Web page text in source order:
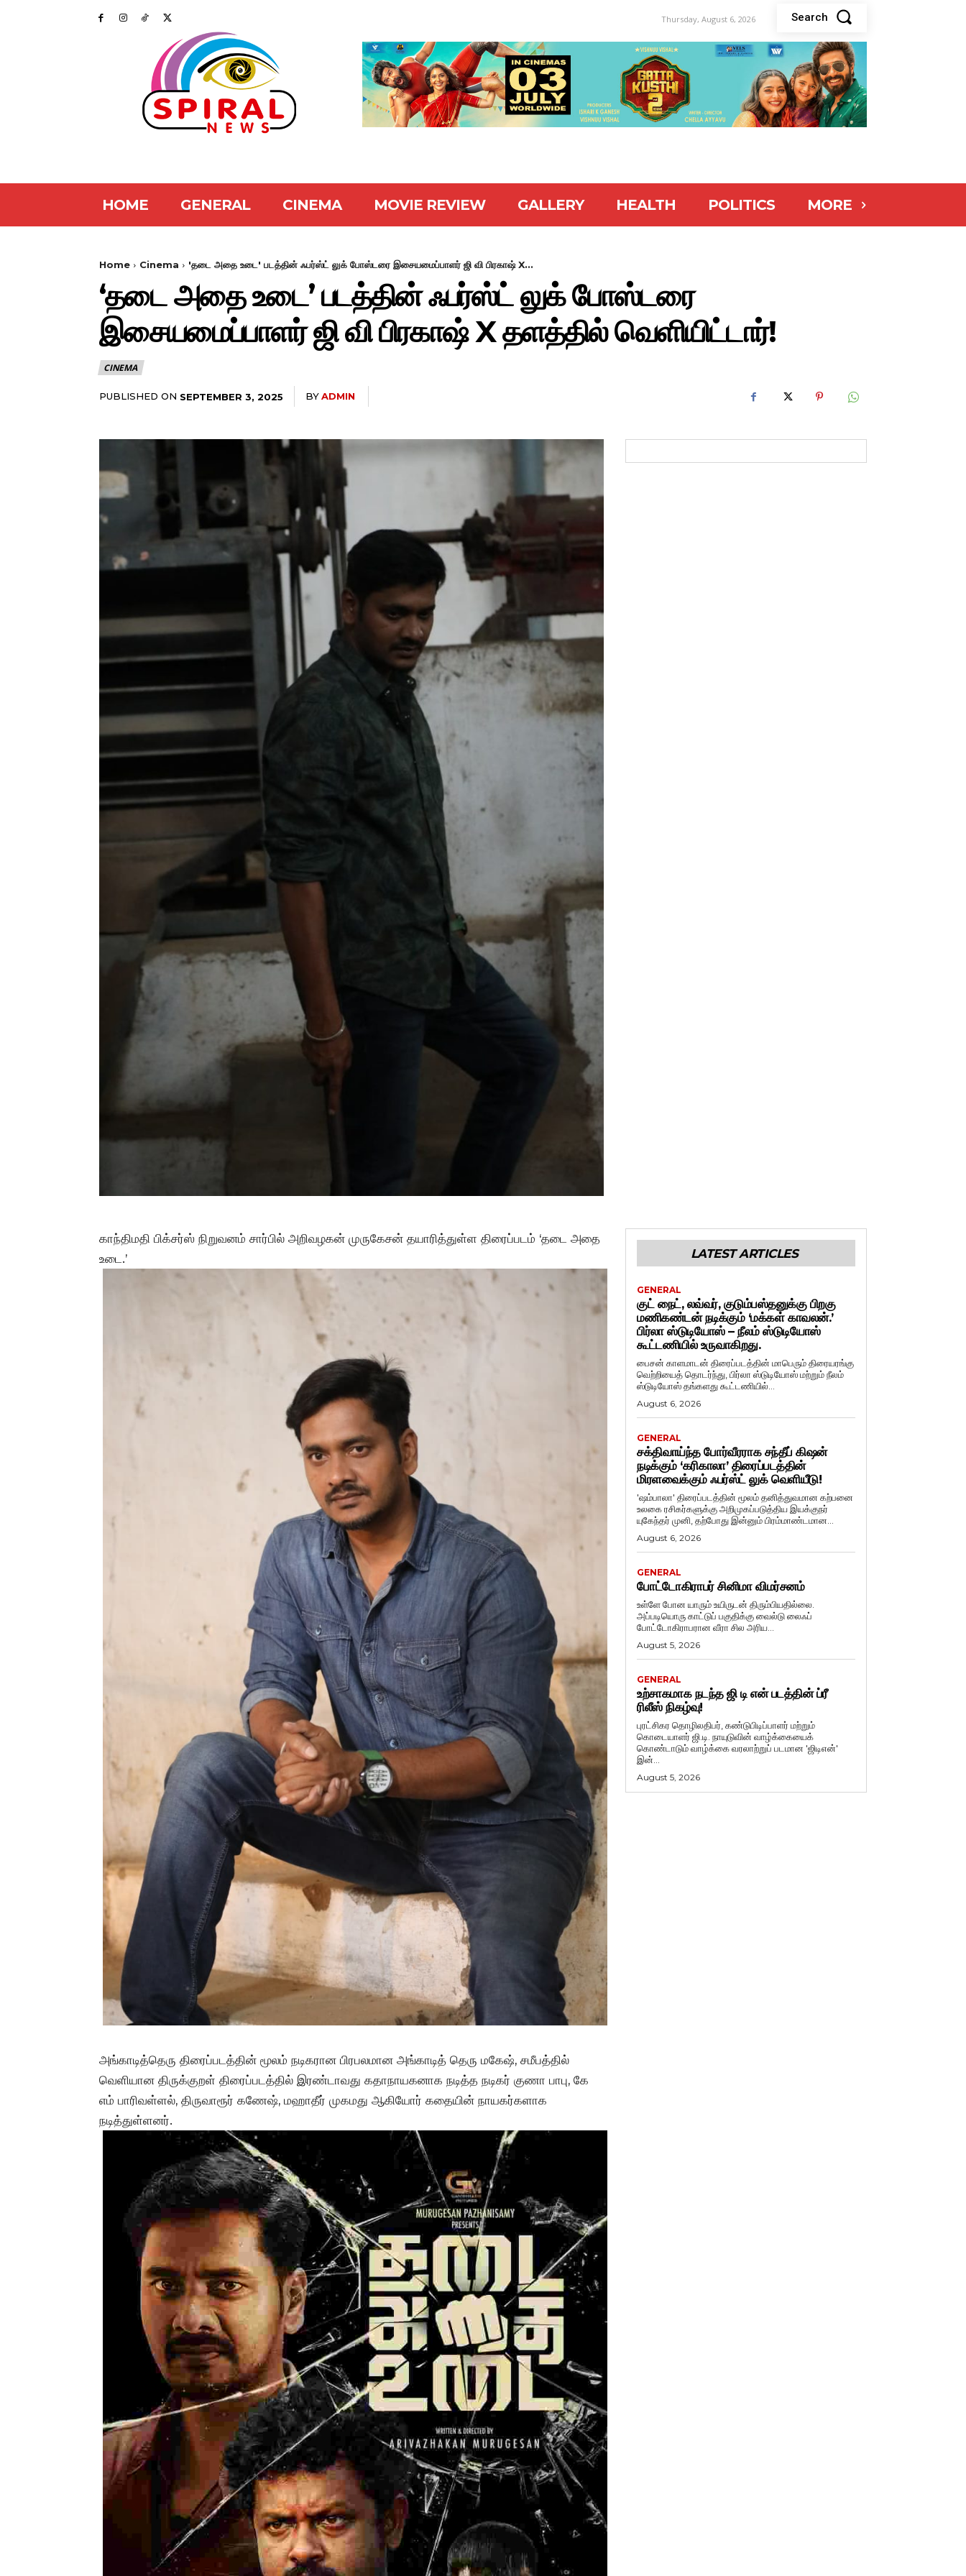
Thursday, August 6, 2026 Search
HOME GENERAL CINEMA MOVIE REVIEW GALLERY HEALTH POLITICS MORE
Home Cinema 'தடை அதை உடை' படத்தின் ஃபர்ஸ்ட் லுக் போஸ்டரை இசையமைப்பாளர் ஜி வி பிரகாஷ் X...
‘தடை அதை உடை’ படத்தின் ஃபர்ஸ்ட் லுக் போஸ்டரை
இசையமைப்பாளர் ஜி வி பிரகாஷ் X தளத்தில் வெளியிட்டார்!
CINEMA
PUBLISHED ON SEPTEMBER 3, 2025 BYADMIN
காந்திமதி பிக்சர்ஸ் நிறுவனம் சார்பில் அறிவழகன் முருகேசன் தயாரித்துள்ள திரைப்படம் ‘தடை அதை
உடை.’
அங்காடித்தெரு திரைப்படத்தின் மூலம் நடிகரான பிரபலமான அங்காடித் தெரு மகேஷ், சமீபத்தில்
வெளியான திருக்குறள் திரைப்படத்தில் இரண்டாவது கதாநாயகனாக நடித்த நடிகர் குணா பாபு, கே
எம் பாரிவள்ளல், திருவாரூர் கணேஷ், மஹாதீர் முகமது ஆகியோர் கதையின் நாயகர்களாக
நடித்துள்ளனர்.
LATEST ARTICLES
GENERAL
குட் நைட், லவ்வர், குடும்பஸ்தனுக்கு பிறகு
மணிகண்டன் நடிக்கும் ‘மக்கள் காவலன்.’
பிர்லா ஸ்டுடியோஸ் – நீலம் ஸ்டுடியோஸ்
கூட்டணியில் உருவாகிறது.
பைசன் காளமாடன் திரைப்படத்தின் மாபெரும் திரையரங்கு
வெற்றியைத் தொடர்ந்து, பிர்லா ஸ்டுடியோஸ் மற்றும் நீலம்
ஸ்டுடியோஸ் தங்களது கூட்டணியில்...
August 6, 2026
GENERAL
சக்திவாய்ந்த போர்வீரராக சந்தீப் கிஷன்
நடிக்கும் ‘கரிகாலா’ திரைப்படத்தின்
மிரளவைக்கும் ஃபர்ஸ்ட் லுக் வெளியீடு!
'ஷம்பாலா' திரைப்படத்தின் மூலம் தனித்துவமான கற்பனை
உலகை ரசிகர்களுக்கு அறிமுகப்படுத்திய இயக்குநர்
யுகேந்தர் முனி, தற்போது இன்னும் பிரம்மாண்டமான...
August 6, 2026
GENERAL
போட்டோகிராபர் சினிமா விமர்சனம்
உள்ளே போன யாரும் உயிருடன் திரும்பியதில்லை.
அப்படியொரு காட்டுப் பகுதிக்கு வைல்டு லைஃப்
போட்டோகிராபரான வீரா சில அரிய...
August 5, 2026
GENERAL
உற்சாகமாக நடந்த ஜி டி என் படத்தின் ப்ரீ
ரிலீஸ் நிகழ்வு!
புரட்சிகர தொழிலதிபர், கண்டுபிடிப்பாளர் மற்றும்
கொடையாளர் ஜி.டி. நாயுடுவின் வாழ்க்கையைக்
கொண்டாடும் வாழ்க்கை வரலாற்றுப் படமான 'ஜிடிஎன்'
இன்...
August 5, 2026